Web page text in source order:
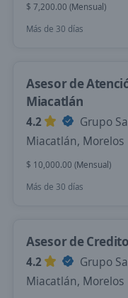
$ 7,200.00 (Mensual)
Más de 30 días
Asesor de
Miacatlán
4.2
Grupo
Miacatlán, Morelos
$ 10,000.00 (Mensual)
Más de 30 días
Asesor de
4.2
Grupo
Miacatlán, Morelos